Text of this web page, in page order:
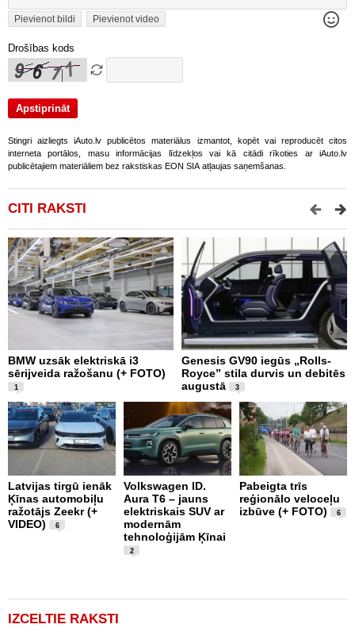
Pievienot bildi Pievienot video
Drošības kods
Stingri aizliegts iAuto.lv publicētos materiālus izmantot, kopēt vai reproducēt citos
interneta portālos, masu informācijas līdzekļos vai kā citādi rīkoties ar iAuto.lv
publicētajiem materiāliem bez rakstiskas EON SIA atļaujas saņemšanas.
CITI RAKSTI
BMW uzsāk elektriskā i3
sērijveida ražošanu (+ FOTO)
1
Genesis GV90 iegūs „Rolls-
Royce” stila durvis un debitēs
augustā
3
Latvijas tirgū ienāk
Ķīnas automobiļu
ražotājs Zeekr (+
VIDEO)
6
Volkswagen ID.
Aura T6 – jauns
elektriskais SUV ar
modernām
tehnoloģijām Ķīnai
2
Pabeigta trīs
reģionālo veloceļu
izbūve (+ FOTO)
6
IZCELTIE RAKSTI